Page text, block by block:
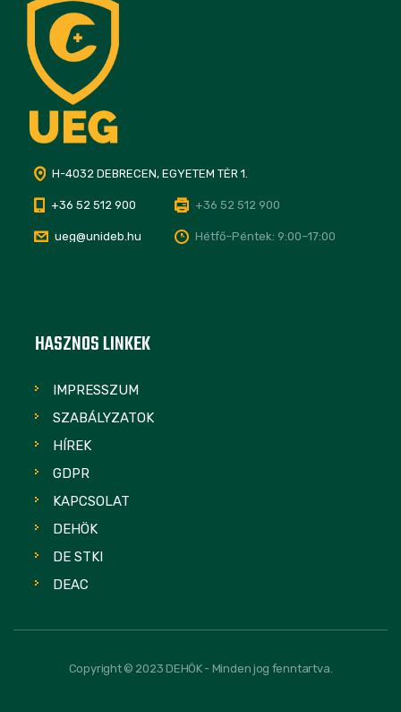
H-4032 DEBRECEN, EGYETEM TÉR 1.
+36 52 512 900 +36 52 512 900
ueg@unideb.hu Hétfő–Péntek: 9:00–17:00
HASZNOS LINKEK
IMPRESSZUM
SZABÁLYZATOK
HÍREK
GDPR
KAPCSOLAT
DEHÖK
DE STKI
DEAC
Copyright © 2023 DEHÖK - Minden jog fenntartva.